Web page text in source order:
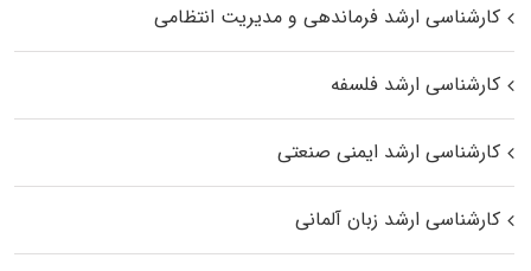
کارشناسی ارشد فرماندهی و مدیریت انتظامی
کارشناسی ارشد فلسفه
کارشناسی ارشد ایمنی صنعتی
کارشناسی ارشد زبان آلمانی